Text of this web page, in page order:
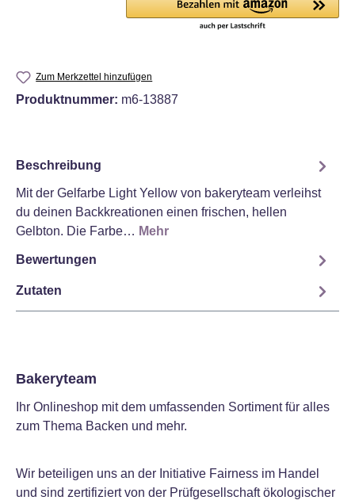
Zum Merkzettel hinzufügen
Produktnummer: m6-13887
Beschreibung
Mit der Gelfarbe Light Yellow von bakeryteam verleihst
du deinen Backkreationen einen frischen, hellen
Gelbton. Die Farbe… Mehr
Bewertungen
Zutaten
Bakeryteam
Ihr Onlineshop mit dem umfassenden Sortiment für alles
zum Thema Backen und mehr.
Wir beteiligen uns an der Initiative Fairness im Handel
und sind zertifiziert von der Prüfgesellschaft ökologischer